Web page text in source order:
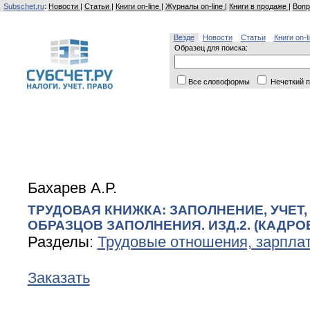
Subschet.ru: Новости | Статьи | Книги on-line | Журналы on-line | Книги в продаже |
Везде Новости Статьи
Книги on-
Образец для поиска:
Все словоформы Нечеткий
Бахарев А.Р.
ТРУДОВАЯ КНИЖКА: ЗАПОЛНЕНИЕ,
ОБРАЗЦОВ ЗАПОЛНЕНИЯ. ИЗД.2.
Разделы: Трудовые отношения,
Заказать